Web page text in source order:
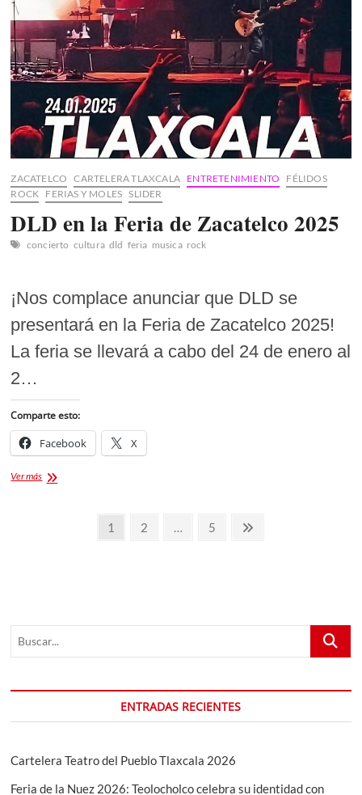
Apizaco:
Todo
lo
que
Debes
Saber
ZACATELCO CARTELERA TLAXCALA ENTRETENIMIENTO
FÉLIDOS
ROCK FERIAS Y MOLES SLIDER
DLD en la Feria de Zacatelco 2025
concierto cultura dld feria musica rock
¡Nos complace anunciar que DLD se
presentará en la Feria de Zacatelco 2025!
La feria se llevará a cabo del 24 de enero al
2…
Comparte esto:
Facebook X
Ver másDLD
Página
1 Página
2 … Página
5
Buscar...
ENTRADAS RECIENTES
Cartelera Teatro del Pueblo Tlaxcala 2026
Feria de la Nuez 2026: Teolocholco celebra su identidad con